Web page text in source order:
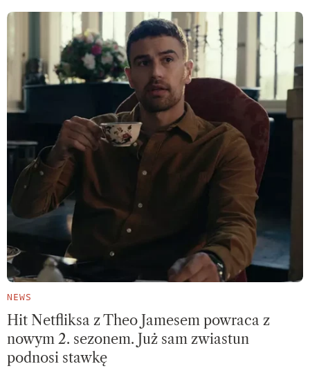
NEWS
Hit Netfliksa z Theo Jamesem powraca z
nowym 2. sezonem. Już sam zwiastun
podnosi stawkę